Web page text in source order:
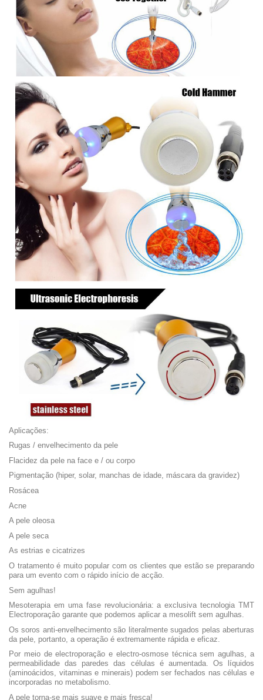
Aplicações:
Rugas / envelhecimento da pele
Flacidez da pele na face e / ou corpo
Pigmentação (hiper, solar, manchas de idade, máscara da gravidez)
Rosácea
Acne
A pele oleosa
A pele seca
As estrias e cicatrizes
O tratamento é muito popular com os clientes que estão se preparando
para um evento com o rápido início de acção.
Sem agulhas!
Mesoterapia em uma fase revolucionária: a exclusiva tecnologia TMT
Electroporaçâo garante que podemos aplicar a mesolift sem agulhas.
Os soros anti-envelhecimento são literalmente sugados pelas aberturas
da pele, portanto, a operação é extremamente rápida e eficaz.
Por meio de electroporação e electro-osmose técnica sem agulhas, a
permeabilidade das paredes das células é aumentada. Os líquidos
(aminoácidos, vitaminas e minerais) podem ser fechados nas células e
incorporadas no metabolismo.
A pele torna-se mais suave e mais fresca!